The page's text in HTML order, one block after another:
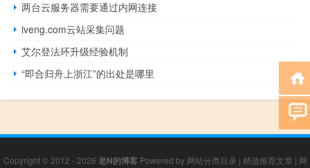
两台云服务器需要通过内网连接
iveng.com云站采集问题
艾尔登法环升级经验机制
“即合归舟上浙江”的出处是哪里
Copyright © 2012 - 2026 老N的博客Powered by 网站分类目录 | 精选推荐文章 | 网